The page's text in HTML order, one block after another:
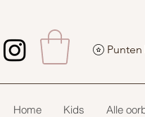
Home Kids Alle